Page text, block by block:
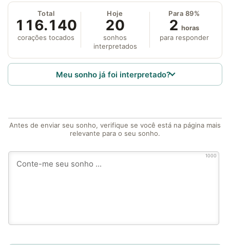
Total
116.140
corações tocados
Hoje
20
sonhos
interpretados
Para 89%
2 horas
para responder
Meu sonho já foi interpretado?
Antes de enviar seu sonho, verifique se você está na página mais
relevante para o seu sonho.
1000